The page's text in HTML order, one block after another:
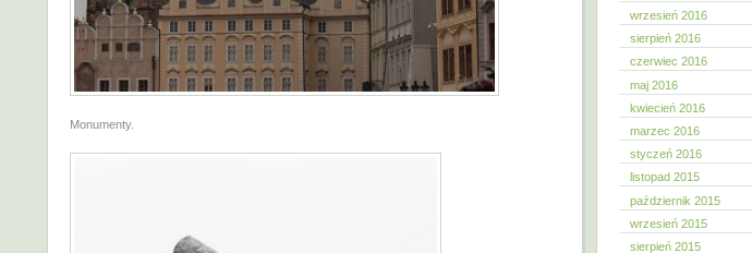
Monumenty.
wrzesień 2016
sierpień 2016
czerwiec 2016
maj 2016
kwiecień 2016
marzec 2016
styczeń 2016
listopad 2015
październik 2015
wrzesień 2015
sierpień 2015